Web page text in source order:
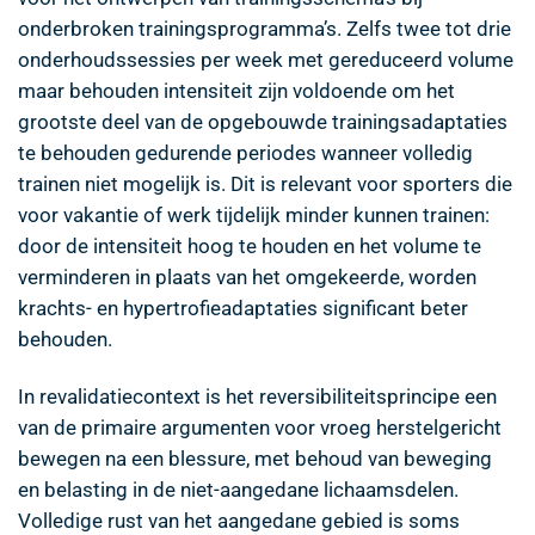
onderbroken trainingsprogramma’s. Zelfs twee tot drie
onderhoudssessies per week met gereduceerd volume
maar behouden intensiteit zijn voldoende om het
grootste deel van de opgebouwde trainingsadaptaties
te behouden gedurende periodes wanneer volledig
trainen niet mogelijk is. Dit is relevant voor sporters die
voor vakantie of werk tijdelijk minder kunnen trainen:
door de intensiteit hoog te houden en het volume te
verminderen in plaats van het omgekeerde, worden
krachts- en hypertrofieadaptaties significant beter
behouden.
In revalidatiecontext is het reversibiliteitsprincipe een
van de primaire argumenten voor vroeg herstelgericht
bewegen na een blessure, met behoud van beweging
en belasting in de niet-aangedane lichaamsdelen.
Volledige rust van het aangedane gebied is soms